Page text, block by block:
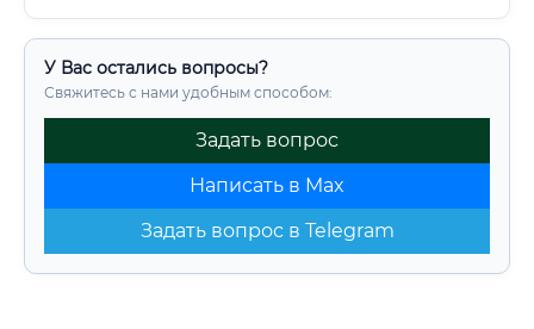
У Вас остались вопросы?
Свяжитесь с нами удобным способом:
Задать вопрос
Написать в Max
Задать вопрос в Telegram